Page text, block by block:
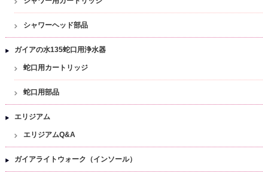
シャワーヘッド部品
ガイアの水135蛇口用浄水器
蛇口用カートリッジ
蛇口用部品
エリジアム
エリジアムQ&A
ガイアライトウォーク（インソール）